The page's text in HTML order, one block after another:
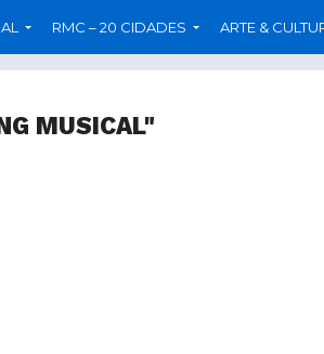
RMC – 20 CIDADES ARTE &
MUSICAL"